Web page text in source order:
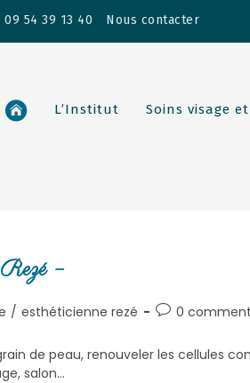
09 54 39 13 40 Nous contacter
L’Institut Soins visage
Rezé –
/ esthéticienne rezé 0
de peau, renouveler les cellules
salon…